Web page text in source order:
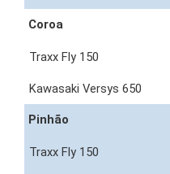
Coroa
Pinhão